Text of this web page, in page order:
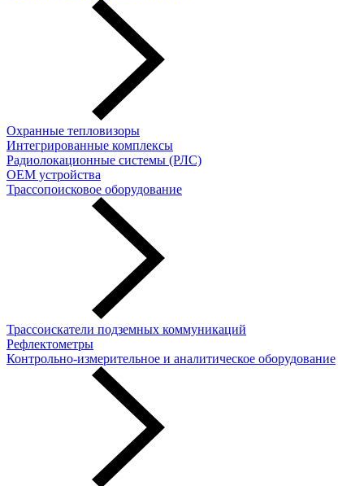
Охранные тепловизоры
Интегрированные комплексы
Радиолокационные системы (РЛС)
OEM устройства
Трассопоисковое оборудование
Трассоискатели подземных коммуникаций
Рефлектометры
Контрольно-измерительное и аналитическое оборудование